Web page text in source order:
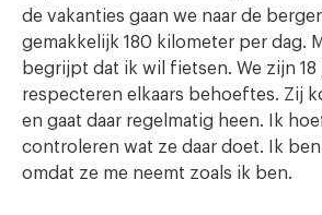
de vakanties gaan we naar de
gemakkelijk 180 kilometer per dag.
begrijpt dat ik wil fietsen. We zijn
respecteren elkaars behoeftes. Zij
en gaat daar regelmatig heen. Ik
controleren wat ze daar doet. Ik
omdat ze me neemt zoals ik ben.